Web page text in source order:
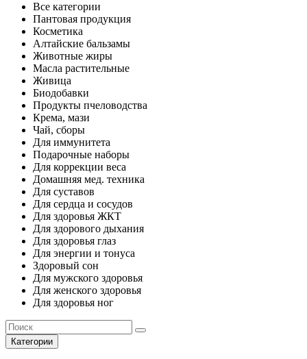
Все категории
Пантовая продукция
Косметика
Алтайские бальзамы
Животные жиры
Масла растительные
Живица
Биодобавки
Продукты пчеловодства
Крема, мази
Чай, сборы
Для иммунитета
Подарочные наборы
Для коррекции веса
Домашняя мед. техника
Для суставов
Для сердца и сосудов
Для здоровья ЖКТ
Для здорового дыхания
Для здоровья глаз
Для энергии и тонуса
Здоровый сон
Для мужского здоровья
Для женского здоровья
Для здоровья ног
Категории